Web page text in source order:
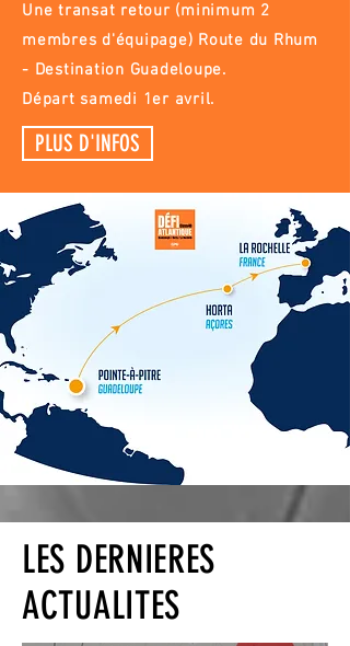
Une transat retour (minimum 2
membres d'équipage) Route du Rhum
- Destination Guadeloupe.
Départ samedi 1er avril.
PLUS D'INFOS
LES DERNIERES
ACTUALITES